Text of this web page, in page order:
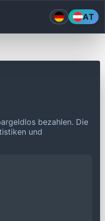
AT
bezahlen. Die
und